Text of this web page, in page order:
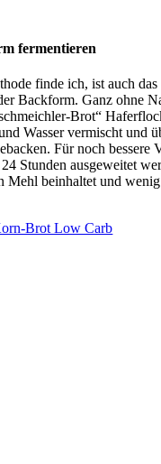
fermentieren
finde ich, ist auch
Backform. Ganz ohne
Brot“
Wasser vermischt und
Für noch bessere
Stunden ausgeweitet
Mehl beinhaltet und
Brot Low Carb